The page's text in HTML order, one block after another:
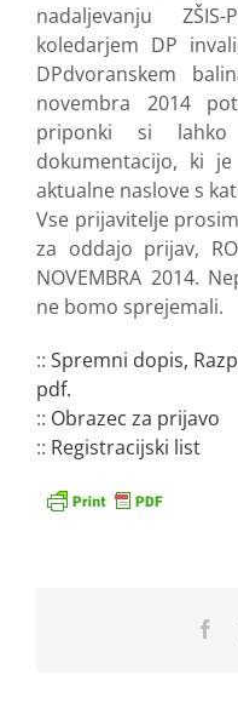
nadaljevanju
koledarjem DP
DPdvoranskem
novembra 2014
priponki si lahko
dokumentacijo, ki
aktualne naslove s
Vse prijavitelje
za oddajo prijav,
NOVEMBRA 2014.
ne bomo sprejemali.
:: Spremni dopis,
pdf.
:: Obrazec za prijavo
:: Registracijski list